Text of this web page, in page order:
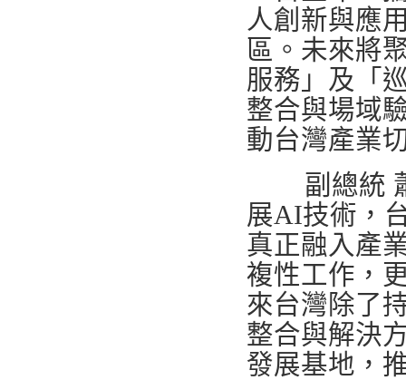
人創新與應
區。未來將
服務」及「
整合與場域
動台灣產業
副總統 蕭
展AI技術，
真正融入產
複性工作，
來台灣除了
整合與解決
發展基地，